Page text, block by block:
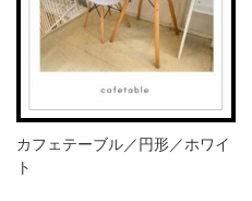
カフェテーブル／円形／ホワイ
ト